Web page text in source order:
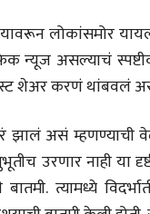
लोकांसमोर
फेक न्यूज असल्याचं
शेअर करणं थांबवलं
झालं असं म्हणण्याची
उरणार नाही या
त्यामध्ये
Difference?
20 Jul 2026
व्यक्तिवेध